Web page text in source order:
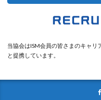
当協会はISM会員の皆さまのキャ
と提携しています。